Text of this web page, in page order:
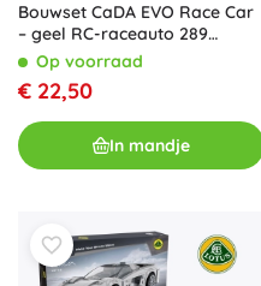
Bouwset CaDA EVO Race Car
– geel RC-raceauto 289
stukjes, Dual Mode
Op voorraad
€ 22,50
In mandje